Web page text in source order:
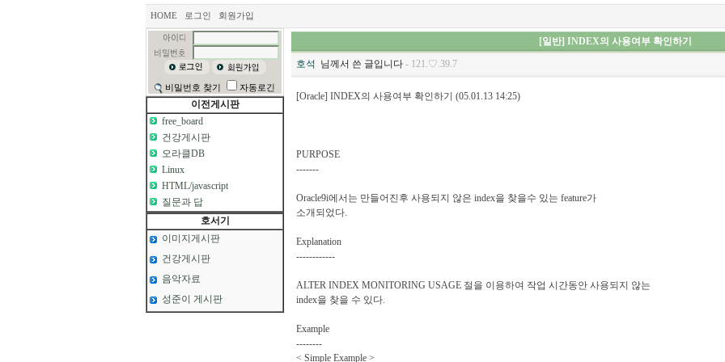
HOME 로그인 회원가입
비밀번호 찾기 자동로긴
이전게시판
free_board
건강게시판
오라클DB
Linux
HTML/javascript
질문과 답
호서기
이미지게시판
건강게시판
음악자료
성준이 게시판
[일반] INDEX의 사용여부 확인하기
호석
님께서 쓴 글입니다 - 121.♡.39.7
[Oracle] INDEX의 사용여부 확인하기 (05.01.13 14:25)
PURPOSE
-------
Oracle9i에서는 만들어진후 사용되지 않은 index을 찾을수 있는 feature가
소개되었다.
Explanation
------------
ALTER INDEX MONITORING USAGE 절을 이용하여 작업 시간동안 사용되지 않는
index을 찾을 수 있다.
Example
--------
< Simple Example >